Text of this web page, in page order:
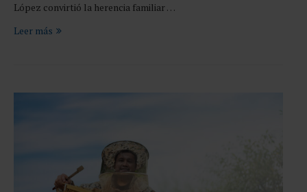
López convirtió la herencia familiar …
Leer más